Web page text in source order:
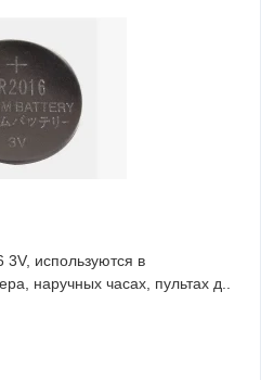
3V, используются в
наручных часах, пультах д..